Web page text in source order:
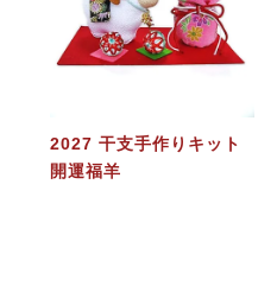
2027 干支手作りキット
開運福羊